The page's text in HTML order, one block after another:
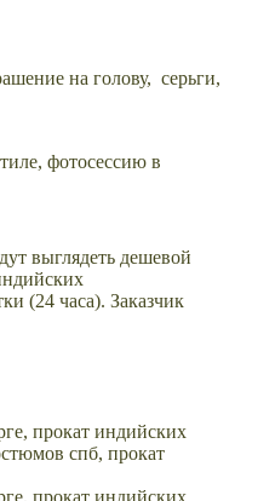
на голову, серьги,
фотосессию в
выглядеть дешевой
(24 часа). Заказчик